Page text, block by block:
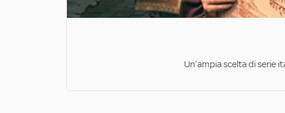
Un’ampia scelta di serie